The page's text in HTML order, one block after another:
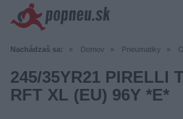
Nachádzaš sa: Domov Pneumatiky
245/35YR21 PIRELLI
RFT XL (EU) 96Y *E*